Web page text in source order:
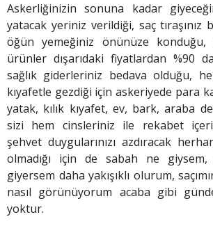
Askerliğinizin sonuna kadar
yatacak yeriniz verildiği, saç tıraşınız
öğün yemeğiniz önünüze konduğu,
ürünler dışarıdaki fiyatlardan %90
sağlık giderleriniz bedava olduğu,
kıyafetle gezdiği için askeriyede para
yatak, kılık kıyafet, ev, bark, araba
sizi hem cinsleriniz ile rekabet
şehvet duygularınızı azdıracak
olmadığı için de sabah ne giysem,
giyersem daha yakışıklı olurum,
nasıl görünüyorum acaba gibi
yoktur.